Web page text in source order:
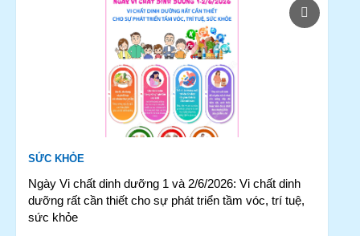
SỨC KHỎE
Ngày Vi chất dinh dưỡng 1 và 2/6/2026: Vi chất dinh
dưỡng rất cần thiết cho sự phát triển tầm vóc, trí tuệ,
sức khỏe